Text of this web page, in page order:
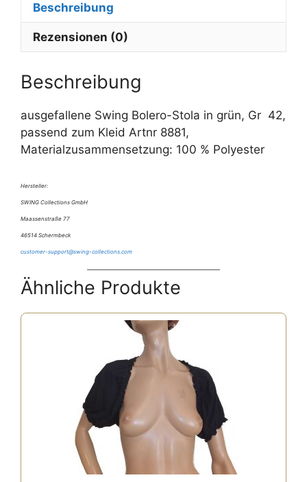
t
e
Beschreibung
Rezensionen (0)
Beschreibung
ausgefallene Swing Bolero-Stola in grün, Gr 42,
passend zum Kleid Artnr 8881,
Materialzusammensetzung: 100 % Polyester
Hersteller:
SWING Collections GmbH
Maassenstraße 77
46514 Schermbeck
customer-support@swing-collections.com
Ähnliche Produkte